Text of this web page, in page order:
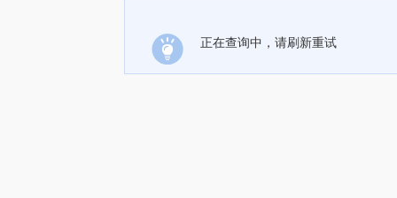
正在查询中，请刷新重试